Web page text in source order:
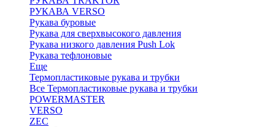
РУКАВА VERSO
Рукава буровые
Рукава для сверхвысокого давления
Рукава низкого давления Push Lok
Рукава тефлоновые
Еще
Термопластиковые рукава и трубки
Все Термопластиковые рукава и трубки
POWERMASTER
VERSO
ZEC